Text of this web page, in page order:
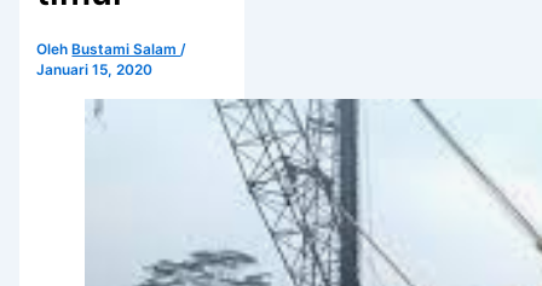
Oleh Bustami Salam/
Januari 15, 2020